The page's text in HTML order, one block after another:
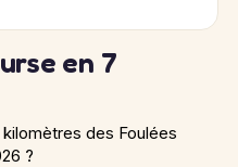
en 7
des Foulées
?